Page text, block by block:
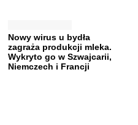
Nowy wirus u bydła
zagraża produkcji mleka.
Wykryto go w Szwajcarii,
Niemczech i Francji